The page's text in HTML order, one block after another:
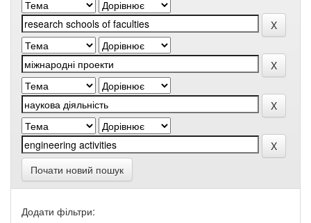
Почати новий пошук
Додати фільтри: